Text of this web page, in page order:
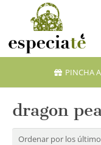
PINCHA
dragon